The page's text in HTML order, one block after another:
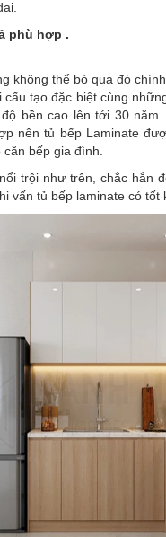
phù hợp .
không thể bỏ qua đó
cấu tạo đặc biệt cùng
bền cao lên tới 30
nên tủ bếp Laminate
bếp gia đình.
trội như trên, chắc hẳn
vấn tủ bếp laminate có tốt